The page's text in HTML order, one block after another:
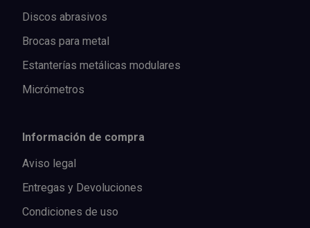
Discos abrasivos
Brocas para metal
Estanterías metálicas modulares
Micrómetros
Información de compra
Aviso legal
Entregas y Devoluciones
Condiciones de uso